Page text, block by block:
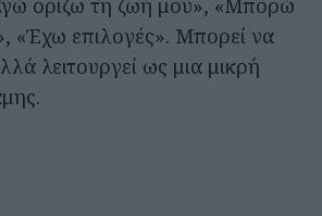
ορίζω τη ζωή μου», «Μπορώ
«Έχω επιλογές». Μπορεί να
λειτουργεί ως μια μικρή